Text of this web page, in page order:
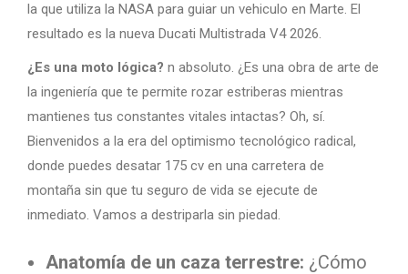
la que utiliza la NASA para guiar un vehiculo en Marte. El
resultado es la nueva Ducati Multistrada V4 2026.
¿Es una moto lógica? n absoluto. ¿Es una obra de arte de
la ingeniería que te permite rozar estriberas mientras
mantienes tus constantes vitales intactas? Oh, sí.
Bienvenidos a la era del optimismo tecnológico radical,
donde puedes desatar 175 cv en una carretera de
montaña sin que tu seguro de vida se ejecute de
inmediato. Vamos a destriparla sin piedad.
Anatomía de un caza terrestre: ¿Cómo